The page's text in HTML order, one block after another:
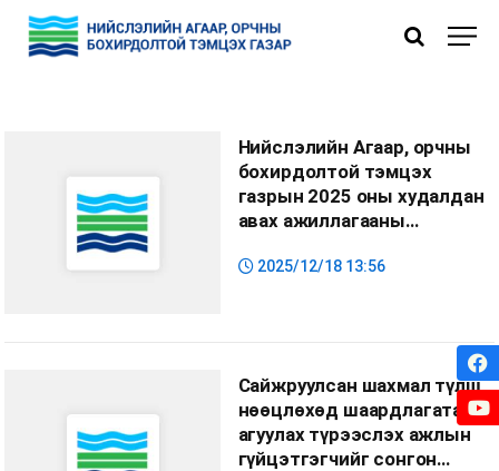
Нүүр»Ил тод байдал» Худалдан авах ажиллагаа
Нийслэлийн Агаар, орчны
бохирдолтой тэмцэх
газрын 2025 оны худалдан
авах ажиллагааны
2025/12/18 13:56
Сайжруулсан шахмал түлш
нөөцлөхөд шаардлагатай
агуулах түрээслэх ажлын
гүйцэтгэгчийг сонгон